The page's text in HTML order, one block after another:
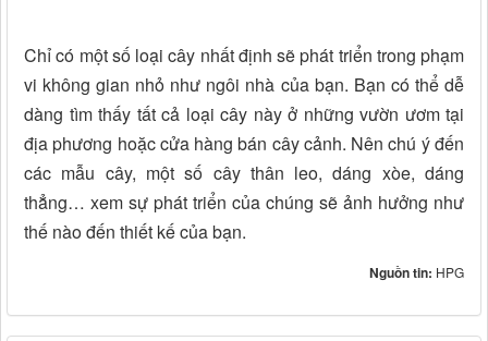
Chỉ có một số loại cây nhất định sẽ phát triển trong phạm
vi không gian nhỏ như ngôi nhà của bạn. Bạn có thể dễ
dàng tìm thấy tất cả loại cây này ở những vườn ươm tại
địa phương hoặc cửa hàng bán cây cảnh. Nên chú ý đến
các mẫu cây, một số cây thân leo, dáng xòe, dáng
thẳng… xem sự phát triển của chúng sẽ ảnh hưởng như
thế nào đến thiết kế của bạn.
Nguồn tin: HPG